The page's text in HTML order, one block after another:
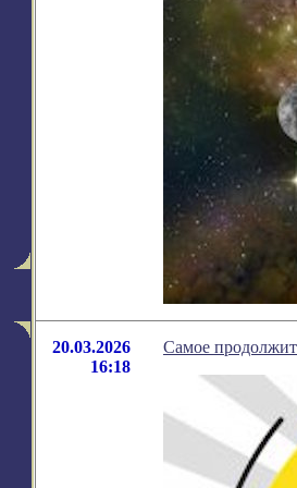
20.03.2026
16:18
Самое